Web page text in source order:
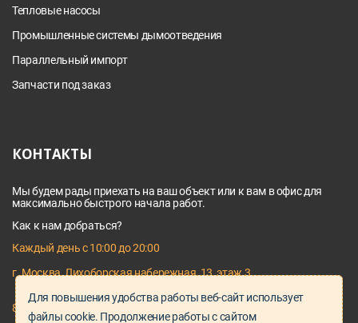
Тепловые насосы
Промышленные системы дымоотведения
Параллельный импорт
Запчасти под заказ
КОНТАКТЫ
Мы будем рады приехать на ваш объект или к вам в офис для
максимально быстрого начала работ.
Как к нам добраться?
Каждый день с 10:00 до 20:00
г. Москва, Лихоборская набережная, 13, этаж 3
8 495 128 03 64
Для повышения удобства работы веб-сайт использует
файлы cookie. Продолжение работы с сайтом